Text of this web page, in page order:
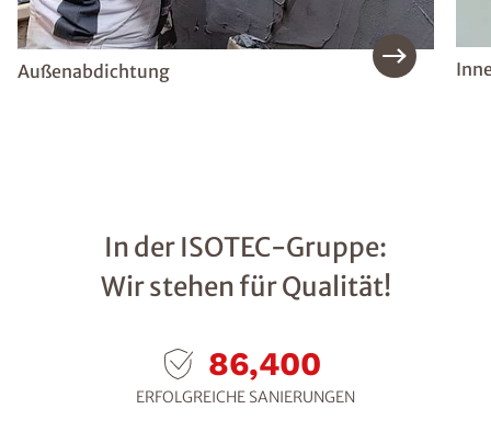
Außenabdichtung
In der ISOTEC-Gruppe:
Wir stehen für Qualität!
108,000
ERFOLGREICHE SANIERUNGEN